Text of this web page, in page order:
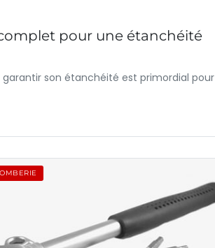
pour une étanchéité
son étanchéité est primordial pour